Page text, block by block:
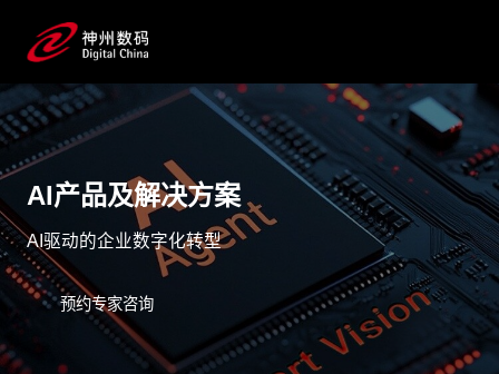
AI产品及解决方案
AI驱动的企业数字化转型
预约专家咨询